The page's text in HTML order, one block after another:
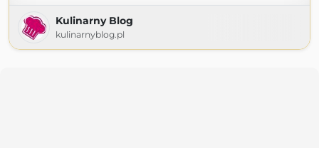
Kulinarny Blog
kulinarnyblog.pl